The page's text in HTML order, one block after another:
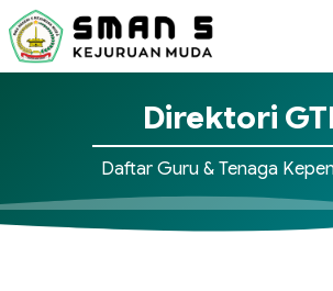
Direktori
Daftar Guru & Tenaga